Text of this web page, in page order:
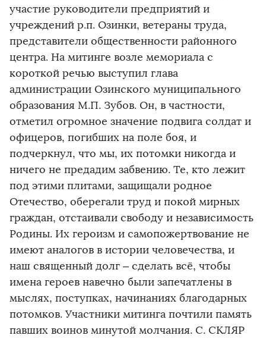
участие руководители предприятий и
учреждений р.п. Озинки, ветераны труда,
представители общественности районного
центра. На митинге возле мемориала с
короткой речью выступил глава
администрации Озинского муниципального
образования М.П. Зубов. Он, в частности,
отметил огромное значение подвига солдат и
офицеров, погибших на поле боя, и
подчеркнул, что мы, их потомки никогда и
ничего не предадим забвению. Те, кто лежит
под этими плитами, защищали родное
Отечество, оберегали труд и покой мирных
граждан, отстаивали свободу и независимость
Родины. Их героизм и самопожертвование не
имеют аналогов в истории человечества, и
наш священный долг – сделать всё, чтобы
имена героев навечно были запечатлены в
мыслях, поступках, начинаниях благодарных
потомков. Участники митинга почтили память
павших воинов минутой молчания. С. СКЛЯР